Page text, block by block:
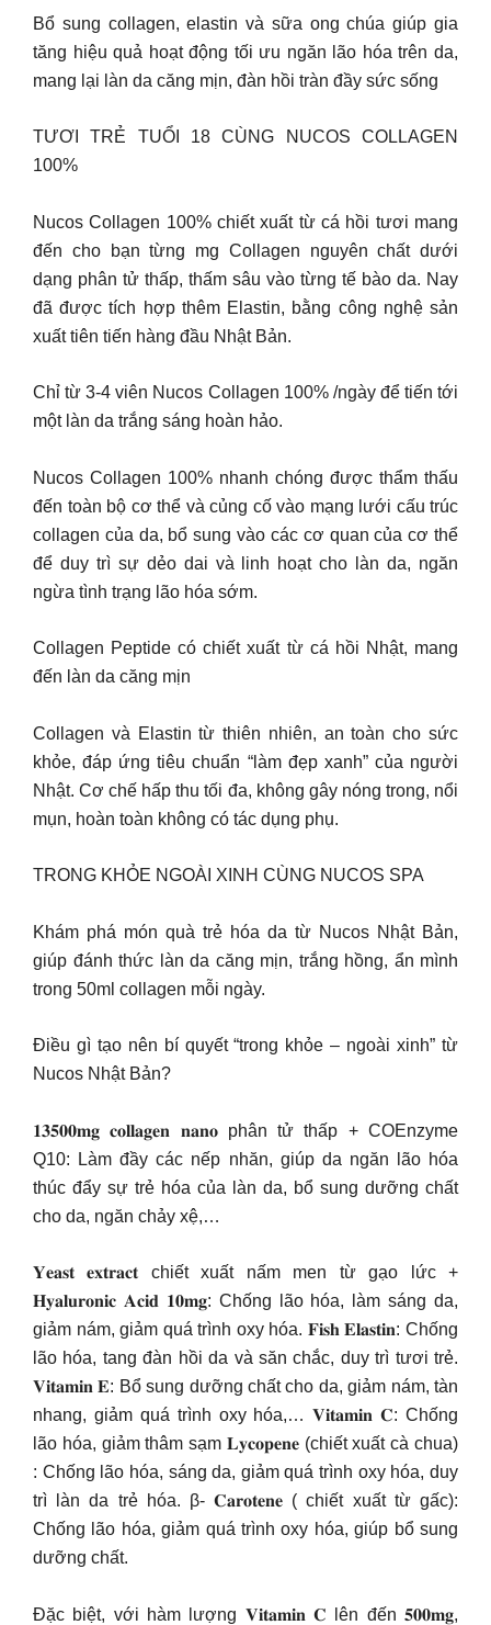
Bổ sung collagen, elastin và sữa ong chúa giúp gia
tăng hiệu quả hoạt động tối ưu ngăn lão hóa trên da,
mang lại làn da căng mịn, đàn hồi tràn đầy sức sống
TƯƠI TRẺ TUỔI 18 CÙNG NUCOS COLLAGEN
100%
Nucos Collagen 100% chiết xuất từ cá hồi tươi mang
đến cho bạn từng mg Collagen nguyên chất dưới
dạng phân tử thấp, thấm sâu vào từng tế bào da. Nay
đã được tích hợp thêm Elastin, bằng công nghệ sản
xuất tiên tiến hàng đầu Nhật Bản.
Chỉ từ 3-4 viên Nucos Collagen 100% /ngày để tiến tới
một làn da trắng sáng hoàn hảo.
Nucos Collagen 100% nhanh chóng được thẩm thấu
đến toàn bộ cơ thể và củng cố vào mạng lưới cấu trúc
collagen của da, bổ sung vào các cơ quan của cơ thể
để duy trì sự dẻo dai và linh hoạt cho làn da, ngăn
ngừa tình trạng lão hóa sớm.
Collagen Peptide có chiết xuất từ cá hồi Nhật, mang
đến làn da căng mịn
Collagen và Elastin từ thiên nhiên, an toàn cho sức
khỏe, đáp ứng tiêu chuẩn “làm đẹp xanh” của người
Nhật. Cơ chế hấp thu tối đa, không gây nóng trong, nổi
mụn, hoàn toàn không có tác dụng phụ.
TRONG KHỎE NGOÀI XINH CÙNG NUCOS SPA
Khám phá món quà trẻ hóa da từ Nucos Nhật Bản,
giúp đánh thức làn da căng mịn, trắng hồng, ẩn mình
trong 50ml collagen mỗi ngày.
Điều gì tạo nên bí quyết “trong khỏe – ngoài xinh” từ
Nucos Nhật Bản?
𝟏𝟑𝟓𝟎𝟎𝐦𝐠 𝐜𝐨𝐥𝐥𝐚𝐠𝐞𝐧 𝐧𝐚𝐧𝐨 phân tử thấp + COEnzyme
Q10: Làm đầy các nếp nhăn, giúp da ngăn lão hóa
thúc đẩy sự trẻ hóa của làn da, bổ sung dưỡng chất
cho da, ngăn chảy xệ,…
𝐘𝐞𝐚𝐬𝐭 𝐞𝐱𝐭𝐫𝐚𝐜𝐭 chiết xuất nấm men từ gạo lức +
𝐇𝐲𝐚𝐥𝐮𝐫𝐨𝐧𝐢𝐜 𝐀𝐜𝐢𝐝 𝟏𝟎𝐦𝐠: Chống lão hóa, làm sáng da,
giảm nám, giảm quá trình oxy hóa. 𝐅𝐢𝐬𝐡 𝐄𝐥𝐚𝐬𝐭𝐢𝐧: Chống
lão hóa, tang đàn hồi da và săn chắc, duy trì tươi trẻ.
𝐕𝐢𝐭𝐚𝐦𝐢𝐧 𝐄: Bổ sung dưỡng chất cho da, giảm nám, tàn
nhang, giảm quá trình oxy hóa,… 𝐕𝐢𝐭𝐚𝐦𝐢𝐧 𝐂: Chống
lão hóa, giảm thâm sạm 𝐋𝐲𝐜𝐨𝐩𝐞𝐧𝐞 (chiết xuất cà chua)
: Chống lão hóa, sáng da, giảm quá trình oxy hóa, duy
trì làn da trẻ hóa. β- 𝐂𝐚𝐫𝐨𝐭𝐞𝐧𝐞 ( chiết xuất từ gấc):
Chống lão hóa, giảm quá trình oxy hóa, giúp bổ sung
dưỡng chất.
Đặc biệt, với hàm lượng 𝐕𝐢𝐭𝐚𝐦𝐢𝐧 𝐂 lên đến 𝟓𝟎𝟎𝐦𝐠,